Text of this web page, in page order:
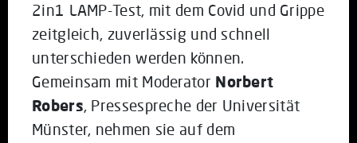
2in1 LAMP-Test, mit dem Covid und Grippe
zeitgleich, zuverlässig und schnell
unterschieden werden können.
Gemeinsam mit Moderator Norbert
Robers, Pressespreche der Universität
Münster, nehmen sie auf dem